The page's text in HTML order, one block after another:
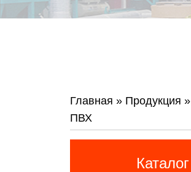
Главная » Продукция »
ПВХ
Каталог